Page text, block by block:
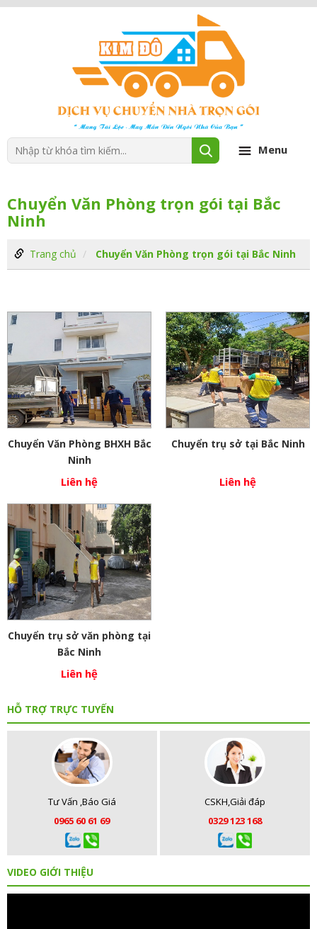
Menu
Chuyển Văn Phòng trọn gói tại Bắc
Ninh
Trang chủ Chuyển Văn Phòng trọn gói tại Bắc Ninh
Chuyển Văn Phòng BHXH Bắc
Ninh
Liên hệ
Chuyển trụ sở tại Bắc Ninh
Liên hệ
Chuyển trụ sở văn phòng tại
Bắc Ninh
Liên hệ
HỖ TRỢ TRỰC TUYẾN
Tư Vấn ,Báo Giá
0965 60 61 69
CSKH,Giải đáp
0329 123 168
VIDEO GIỚI THIỆU